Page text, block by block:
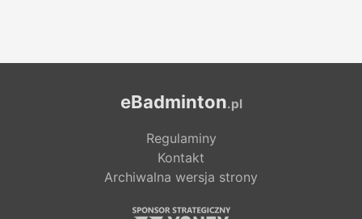
eBadminton.pl
Regulaminy
Kontakt
Archiwalna wersja strony